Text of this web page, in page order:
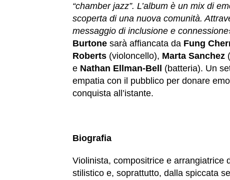
“chamber jazz”. L’album è un mix di
scoperta di una nuova comunità.
messaggio di inclusione e connessione
Burtone sarà affiancata da Fung
Roberts (violoncello), Marta Sanchez
e Nathan Ellman-Bell
(batteria). Un
empatia con il pubblico per donare
conquista all’istante.
Biografia
Violinista, compositrice e arrangiatrice
stilistico e, soprattutto, dalla spiccata